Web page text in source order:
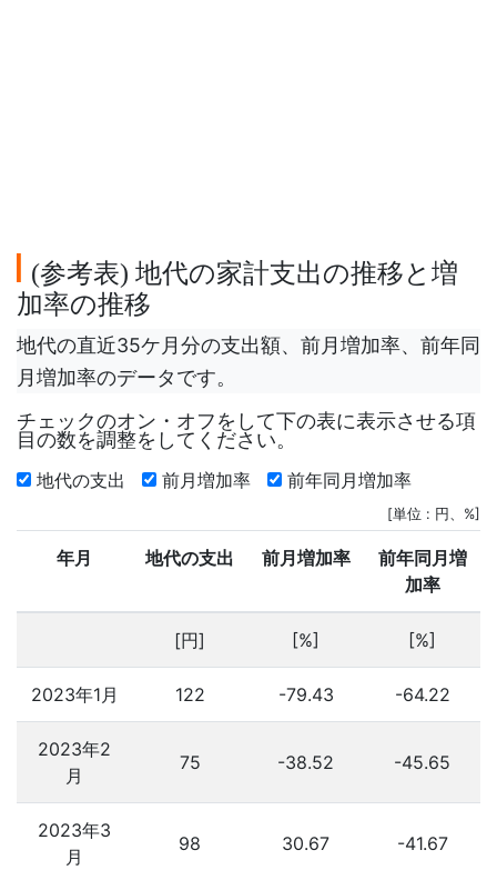
(参考表) 地代の家計支出の推移と増
加率の推移
地代の直近35ケ月分の支出額、前月増加率、前年同
月増加率のデータです。
チェックのオン・オフをして下の表に表示させる項
目の数を調整をしてください。
地代の支出 前月増加率 前年同月増加率
[単位 : 円、%]
年月 地代の支出 前月増加率
前年同月増
加率
[円] [%] [%]
2023年1月 122 -79.43 -64.22
2023年2
月
75 -38.52 -45.65
2023年3
月
98 30.67 -41.67